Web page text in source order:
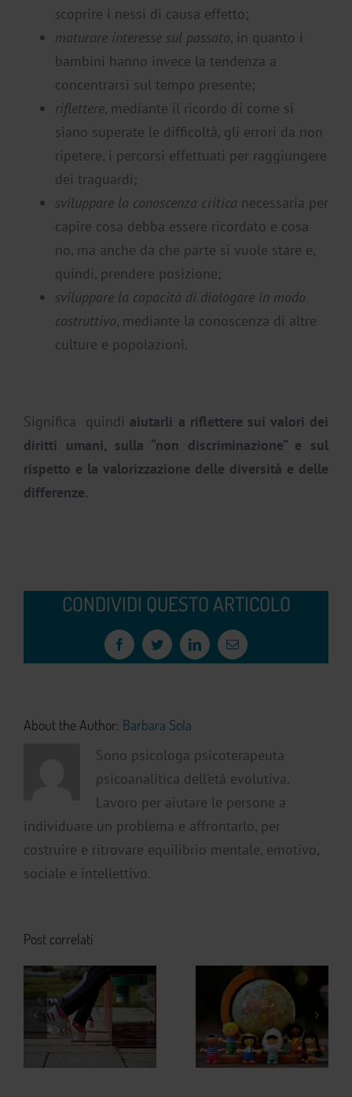
scoprire i nessi di causa effetto;
maturare interesse sul passato, in quanto i
bambini hanno invece la tendenza a
concentrarsi sul tempo presente;
riflettere, mediante il ricordo di come si
siano superate le difficoltà, gli errori da non
ripetere, i percorsi effettuati per raggiungere
dei traguardi;
sviluppare la conoscenza critica necessaria per
capire cosa debba essere ricordato e cosa
no, ma anche da che parte si vuole stare e,
quindi, prendere posizione;
sviluppare la capacità di dialogare in modo
costruttivo, mediante la conoscenza di altre
culture e popolazioni.
Significa quindi aiutarli a riflettere sui valori dei
diritti umani, sulla “non discriminazione” e sul
rispetto e la valorizzazione delle diversità e delle
differenze.
CONDIVIDI QUESTO ARTICOLO
FacebookTwitterLinkedInEmail
About the Author: Barbara Sola
Sono psicologa psicoterapeuta
psicoanalitica dell’età evolutiva.
Lavoro per aiutare le persone a
individuare un problema e affrontarlo, per
costruire e ritrovare equilibrio mentale, emotivo,
sociale e intellettivo.
Post correlati